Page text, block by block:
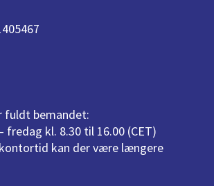
fuldt bemandet:
fredag kl. 8.30 til 16.00 (CET)
kan der være længere